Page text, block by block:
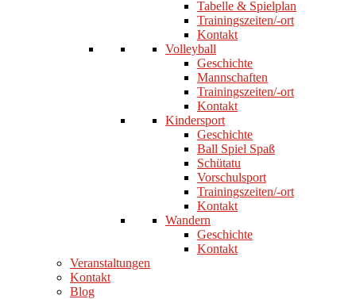
Tabelle & Spielplan
Trainingszeiten/-ort
Kontakt
Volleyball
Geschichte
Mannschaften
Trainingszeiten/-ort
Kontakt
Kindersport
Geschichte
Ball Spiel Spaß
Schütatu
Vorschulsport
Trainingszeiten/-ort
Kontakt
Wandern
Geschichte
Kontakt
Veranstaltungen
Kontakt
Blog